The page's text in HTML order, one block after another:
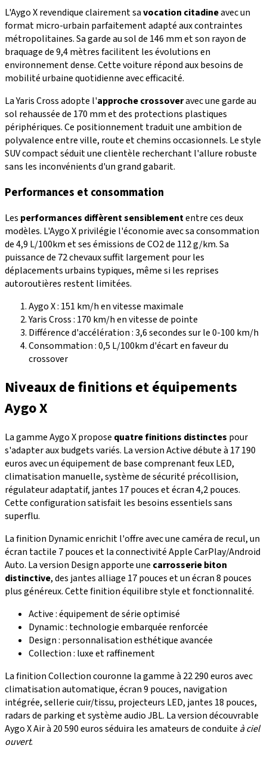
L'Aygo X revendique clairement savocation citadineavec un
format micro-urbain parfaitement adapté aux contraintes
métropolitaines. Sa garde au sol de 146 mm et son rayon de
braquage de 9,4 mètres facilitent les évolutions en
environnement dense. Cette voiture répond aux besoins de
mobilité urbaine quotidienne avec efficacité.
La Yaris Cross adopte l'approche crossoveravec une garde au
sol rehaussée de 170 mm et des protections plastiques
périphériques. Ce positionnement traduit une ambition de
polyvalence entre ville, route et chemins occasionnels. Le style
SUV compact séduit une clientèle recherchant l'allure robuste
sans les inconvénients d'un grand gabarit.
Performances et consommation
Les performances diffèrent sensiblemententre ces deux
modèles. L'Aygo X privilégie l'économie avec sa consommation
de 4,9 L/100km et ses émissions de CO2 de 112 g/km. Sa
puissance de 72 chevaux suffit largement pour les
déplacements urbains typiques, même si les reprises
autoroutières restent limitées.
Aygo X : 151 km/h en vitesse maximale
Yaris Cross : 170 km/h en vitesse de pointe
Différence d'accélération : 3,6 secondes sur le 0-100 km/h
Consommation : 0,5 L/100km d'écart en faveur du
crossover
Niveaux de finitions et équipements
Aygo X
La gamme Aygo X propose quatre finitions distinctes pour
s'adapter aux budgets variés. La version Active débute à 17 190
euros avec un équipement de base comprenant feux LED,
climatisation manuelle, système de sécurité précollision,
régulateur adaptatif, jantes 17 pouces et écran 4,2 pouces.
Cette configuration satisfait les besoins essentiels sans
superflu.
La finition Dynamic enrichit l'offre avec une caméra de recul, un
écran tactile 7 pouces et la connectivité Apple CarPlay/Android
Auto. La version Design apporte une carrosserie biton
distinctive, des jantes alliage 17 pouces et un écran 8 pouces
plus généreux. Cette finition équilibre style et fonctionnalité.
Active : équipement de série optimisé
Dynamic : technologie embarquée renforcée
Design : personnalisation esthétique avancée
Collection : luxe et raffinement
La finition Collection couronne la gamme à 22 290 euros avec
climatisation automatique, écran 9 pouces, navigation
intégrée, sellerie cuir/tissu, projecteurs LED, jantes 18 pouces,
radars de parking et système audio JBL. La version découvrable
Aygo X Air à 20 590 euros séduira les amateurs de conduite à ciel
ouvert.